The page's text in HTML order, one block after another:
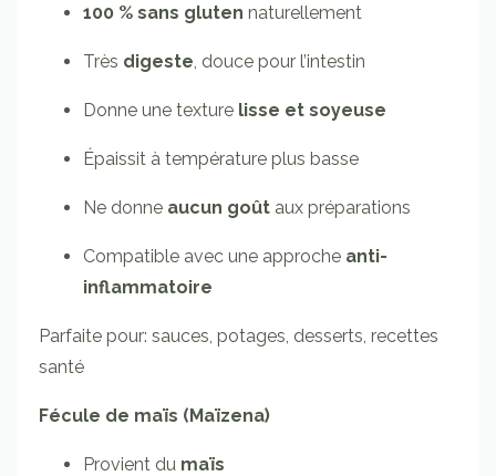
100 % sans gluten naturellement
Très digeste , douce pour l’intestin
Donne une texture lisse et soyeuse
Épaissit à température plus basse
Ne donne aucun goût aux préparations
Compatible avec une approche anti-
inflammatoire
Parfaite pour: sauces, potages, desserts, recettes
santé
Fécule de maïs (Maïzena)
Provient du maïs